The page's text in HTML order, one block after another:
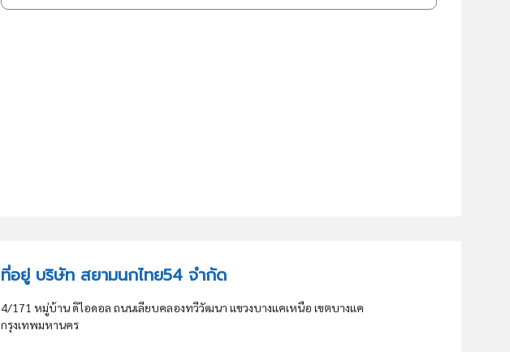
ที่อยู่ บริษัท สยามนกไทย54 จำกัด
4/171 หมู่บ้าน ดิไอดอล ถนนเลียบคลองทวีวัฒนา แขวงบางแคเหนือ เขตบางแค
กรุงเทพมหานคร